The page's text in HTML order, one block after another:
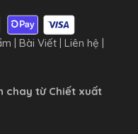
| Bài Viết | Liên hệ |
chay từ Chiết xuất